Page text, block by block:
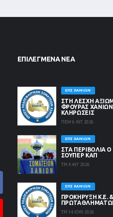
ΕΠΙΛΕΓΜΈΝΑ ΝΈΑ
ΕΠΣ ΧΑΝΊΩΝ
ΣΤΗ ΛΈΣΧΗ
ΦΡΟΥΡΆΣ ΧΑΝΊΩΝ
ΚΛΗΡΏΣΕΙΣ
ΠΕΜ 6 ΑΥΓ 2026
ΕΠΣ ΧΑΝΊΩΝ
ΣΤΑ ΠΕΡΙΒΟΛΙΑ
ΣΟΥΠΕΡ ΚΑΠ
ΤΡΙ 4 ΑΥΓ 2026
ΕΠΣ ΧΑΝΊΩΝ
ΠΡΟΚΗΡΥΞΗ Κ.Ε. &
ΤΡΙ 14 ΙΟΥΛ 2026